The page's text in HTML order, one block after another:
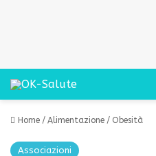
Home / Alimentazione / Obesità
Associazioni